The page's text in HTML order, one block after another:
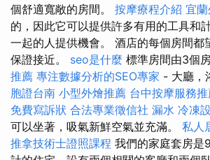
個舒適寬敞的房間。 按摩療程介紹 宜
的，因此它可以提供許多有用的工具和
一起的人提供機會。 酒店的每個房間都
保證接近。 seo是什麼 標準房間由3個
推薦 專注數據分析的SEO專家 - 大廳，
胞證台南 小型外燴推薦 台中按摩服務
免費寫訴狀 合法專業徵信社 漏水 冷凍
可以坐著，吸氣新鮮空氣並充滿。 私人
推拿技術士證照課程 我們的家庭套房是